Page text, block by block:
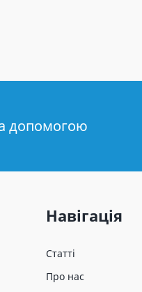
допомогою
Навігація
Статті
Про нас